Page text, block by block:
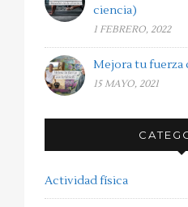
ciencia)
1 FEBRERO, 2022
Mejora tu fuerza
15 MAYO, 2021
Actividad física